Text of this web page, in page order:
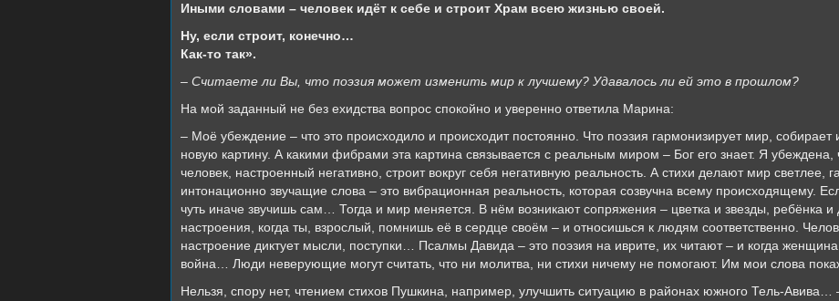
Иными словами – человек идёт к себе и строит Храм всею жизнью своей.
Ну, если строит, конечно…
Как-то так».
– Считаете ли Вы, что поэзия может изменить мир к лучшему? Удавалось ли ей это в прошлом?
На мой заданный не без ехидства вопрос спокойно и уверенно ответила Марина:
– Моё убеждение – что это происходило и происходит постоянно. Что поэзия гармонизирует мир, собирает
новую картину. А какими фибрами эта картина связывается с реальным миром – Бог его знает. Я убеждена,
человек, настроенный негативно, строит вокруг себя негативную реальность. А стихи делают мир светлее,
интонационно звучащие слова – это вибрационная реальность, которая созвучна всему происходящему.
чуть иначе звучишь сам… Тогда и мир меняется. В нём возникают сопряжения – цветка и звезды, ребёнка и
настроения, когда ты, взрослый, помнишь её в сердце своём – и относишься к людям соответственно.
настроение диктует мысли, поступки… Псалмы Давида – это поэзия на иврите, их читают – и когда женщина
война… Люди неверующие могут считать, что ни молитва, ни стихи ничему не помогают. Им мои слова
Нельзя, спору нет, чтением стихов Пушкина, например, улучшить ситуацию в районах южного Тель-Авива…